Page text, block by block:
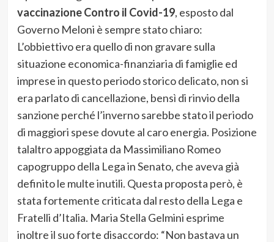
vaccinazione Contro il Covid-19, esposto dal
Governo Meloni è sempre stato chiaro:
L’obbiettivo era quello di non gravare sulla
situazione economica-finanziaria di famiglie ed
imprese in questo periodo storico delicato, non si
era parlato di cancellazione, bensì di rinvio della
sanzione perché l’inverno sarebbe stato il periodo
di maggiori spese dovute al caro energia. Posizione
talaltro appoggiata da Massimiliano Romeo
capogruppo della Lega in Senato, che aveva già
definito le multe inutili. Questa proposta però, è
stata fortemente criticata dal resto della Lega e
Fratelli d’Italia. Maria Stella Gelmini esprime
inoltre il suo forte disaccordo: “Non bastava un